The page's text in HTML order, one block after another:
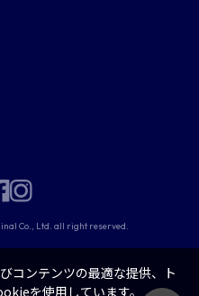
Co., Ltd. all right reserved.
コンテンツの最適な提供、ト
を使用しています。